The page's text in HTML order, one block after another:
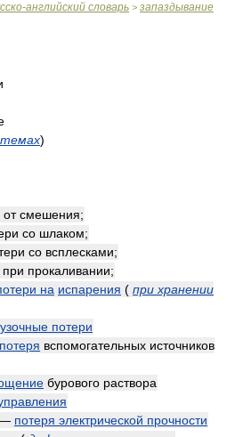
английский словарь > запаздывание
)
от смешения;
со шлаком;
со всплесками;
прокаливании;
на испарения ( при хранении
потери
потеря вспомогательных источников
бурового раствора
потеря электрической прочности